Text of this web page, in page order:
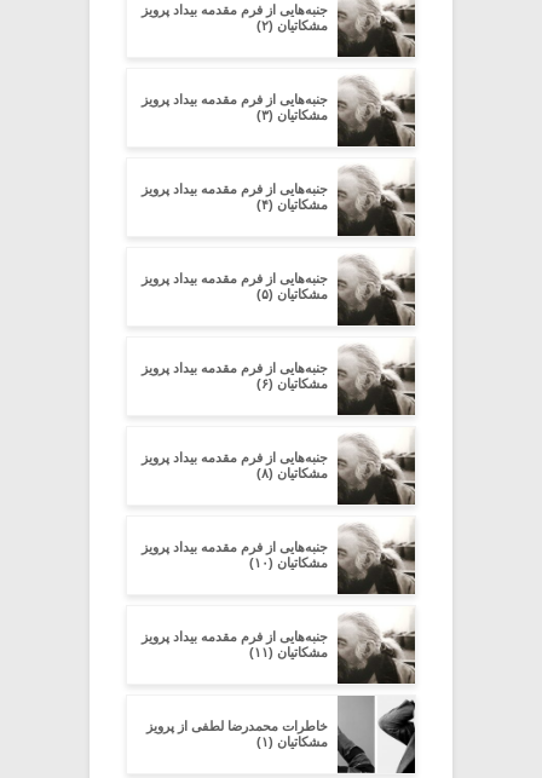
جنبه‌هایی از فرم مقدمه‌ بیداد پرویز
مشکاتیان (۲)
جنبه‌هایی از فرم مقدمه‌ بیداد پرویز
مشکاتیان (۳)
جنبه‌هایی از فرم مقدمه‌ بیداد پرویز
مشکاتیان (۴)
جنبه‌هایی از فرم مقدمه‌ بیداد پرویز
مشکاتیان (۵)
جنبه‌هایی از فرم مقدمه‌ بیداد پرویز
مشکاتیان (۶)
جنبه‌هایی از فرم مقدمه‌ بیداد پرویز
مشکاتیان (۸)
جنبه‌هایی از فرم مقدمه‌ بیداد پرویز
مشکاتیان (۱۰)
جنبه‌هایی از فرم مقدمه‌ بیداد پرویز
مشکاتیان (۱۱)
خاطرات محمدرضا لطفی از پرویز
مشکاتیان (۱)